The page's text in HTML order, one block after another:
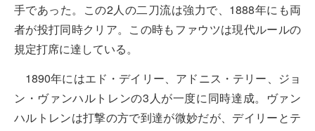
手であった。この2人の二刀流は強力で、1888年にも両
者が投打同時クリア。この時もファウツは現代ルールの
規定打席に達している。
1890年にはエド・デイリー、アドニス・テリー、ジョ
ン・ヴァンハルトレンの3人が一度に同時達成。ヴァン
ハルトレンは打撃の方で到達が微妙だが、デイリーとテ